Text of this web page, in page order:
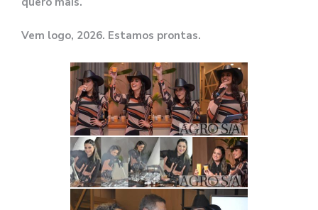
Vem logo, 2026. Estamos prontas.